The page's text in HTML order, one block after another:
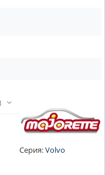
Серия:Volvo